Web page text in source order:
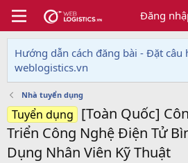
Đăng
Hướng dẫn cách đăng bài - Đặt câu
weblogistics.vn
Nhà tuyển dụng
Tuyển dụng [Toàn Quốc]
Triển Công Nghệ Điện Tử
Dụng Nhân Viên Kỹ Thuật